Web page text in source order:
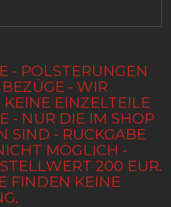
- POLSTERUNGEN
- WIR
EINZELTEILE
- NUR DIE IM SHOP
SIND - RÜCKGABE
MÖGLICH -
200 EUR.
FINDEN KEINE